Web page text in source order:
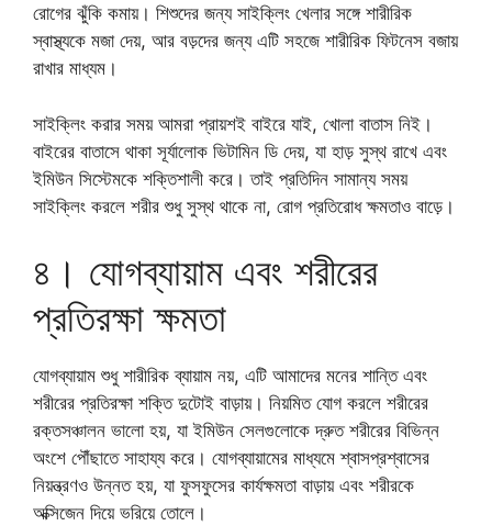
রোগের ঝুঁকি কমায়। শিশুদের জন্য সাইক্লিং খেলার সঙ্গে শারীরিক
স্বাস্থ্যকে মজা দেয়, আর বড়দের জন্য এটি সহজে শারীরিক ফিটনেস বজায়
রাখার মাধ্যম।
সাইক্লিং করার সময় আমরা প্রায়শই বাইরে যাই, খোলা বাতাস নিই।
বাইরের বাতাসে থাকা সূর্যালোক ভিটামিন ডি দেয়, যা হাড় সুস্থ রাখে এবং
ইমিউন সিস্টেমকে শক্তিশালী করে। তাই প্রতিদিন সামান্য সময়
সাইক্লিং করলে শরীর শুধু সুস্থ থাকে না, রোগ প্রতিরোধ ক্ষমতাও বাড়ে।
৪। যোগব্যায়াম এবং শরীরের
প্রতিরক্ষা ক্ষমতা
যোগব্যায়াম শুধু শারীরিক ব্যায়াম নয়, এটি আমাদের মনের শান্তি এবং
শরীরের প্রতিরক্ষা শক্তি দুটোই বাড়ায়। নিয়মিত যোগ করলে শরীরের
রক্তসঞ্চালন ভালো হয়, যা ইমিউন সেলগুলোকে দ্রুত শরীরের বিভিন্ন
অংশে পৌঁছাতে সাহায্য করে। যোগব্যায়ামের মাধ্যমে শ্বাসপ্রশ্বাসের
নিয়ন্ত্রণও উন্নত হয়, যা ফুসফুসের কার্যক্ষমতা বাড়ায় এবং শরীরকে
অক্সিজেন দিয়ে ভরিয়ে তোলে।